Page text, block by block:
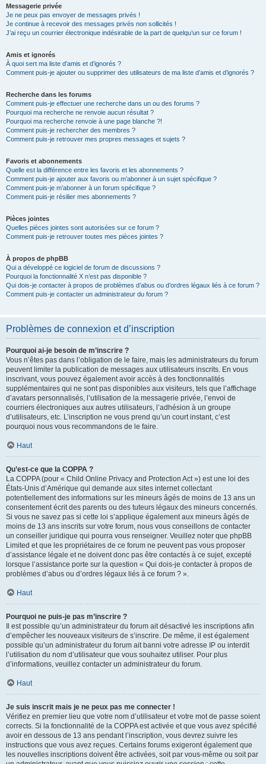
Messagerie privée
Je ne peux pas envoyer de messages privés !
Je continue à recevoir des messages privés non sollicités !
J’ai reçu un courrier électronique indésirable de la part de quelqu’un sur ce forum !
Amis et ignorés
À quoi sert ma liste d’amis et d’ignorés ?
Comment puis-je ajouter ou supprimer des utilisateurs de ma liste d’amis et d’ignorés ?
Recherche dans les forums
Comment puis-je effectuer une recherche dans un ou des forums ?
Pourquoi ma recherche ne renvoie aucun résultat ?
Pourquoi ma recherche renvoie à une page blanche ?!
Comment puis-je rechercher des membres ?
Comment puis-je retrouver mes propres messages et sujets ?
Favoris et abonnements
Quelle est la différence entre les favoris et les abonnements ?
Comment puis-je ajouter aux favoris ou m’abonner à un sujet spécifique ?
Comment puis-je m’abonner à un forum spécifique ?
Comment puis-je résilier mes abonnements ?
Pièces jointes
Quelles pièces jointes sont autorisées sur ce forum ?
Comment puis-je retrouver toutes mes pièces jointes ?
À propos de phpBB
Qui a développé ce logiciel de forum de discussions ?
Pourquoi la fonctionnalité X n’est pas disponible ?
Qui dois-je contacter à propos de problèmes d’abus ou d’ordres légaux liés à ce forum ?
Comment puis-je contacter un administrateur du forum ?
Problèmes de connexion et d’inscription
Pourquoi ai-je besoin de m’inscrire ?
Vous n’êtes pas dans l’obligation de le faire, mais les administrateurs du forum
peuvent limiter la publication de messages aux utilisateurs inscrits. En vous
inscrivant, vous pouvez également avoir accès à des fonctionnalités
supplémentaires qui ne sont pas disponibles aux visiteurs, tels que l’affichage
d’avatars personnalisés, l’utilisation de la messagerie privée, l’envoi de
courriers électroniques aux autres utilisateurs, l’adhésion à un groupe
d’utilisateurs, etc. L’inscription ne vous prend qu’un court instant, c’est
pourquoi nous vous recommandons de le faire.
Haut
Qu’est-ce que la COPPA ?
La COPPA (pour « Child Online Privacy and Protection Act ») est une loi des
États-Unis d’Amérique qui demande aux sites internet collectant
potentiellement des informations sur les mineurs âgés de moins de 13 ans un
consentement écrit des parents ou des tuteurs légaux des mineurs concernés.
Si vous ne savez pas si cette loi s’applique également aux mineurs âgés de
moins de 13 ans inscrits sur votre forum, nous vous conseillons de contacter
un conseiller juridique qui pourra vous renseigner. Veuillez noter que phpBB
Limited et que les propriétaires de ce forum ne peuvent pas vous proposer
d’assistance légale et ne doivent donc pas être contactés à ce sujet, excepté
lorsque l’assistance porte sur la question « Qui dois-je contacter à propos de
problèmes d’abus ou d’ordres légaux liés à ce forum ? ».
Haut
Pourquoi ne puis-je pas m’inscrire ?
Il est possible qu’un administrateur du forum ait désactivé les inscriptions afin
d’empêcher les nouveaux visiteurs de s’inscrire. De même, il est également
possible qu’un administrateur du forum ait banni votre adresse IP ou interdit
l’utilisation du nom d’utilisateur que vous souhaitez utiliser. Pour plus
d’informations, veuillez contacter un administrateur du forum.
Haut
Je suis inscrit mais je ne peux pas me connecter !
Vérifiez en premier lieu que votre nom d’utilisateur et votre mot de passe soient
corrects. Si la fonctionnalité de la COPPA est activée et que vous avez spécifié
avoir en dessous de 13 ans pendant l’inscription, vous devrez suivre les
instructions que vous avez reçues. Certains forums exigeront également que
les nouvelles inscriptions doivent être activées, soit par vous-même ou soit par